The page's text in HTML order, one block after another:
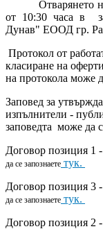
Отварянето
от 10:30 часа в
Дунав" ЕООД гр.
Протокол от
класиране на
на протокола може
Заповед за
изпълнители -
заповедта може да
Договор позиция 1 -
да се запознаете тук.
Договор позиция 3 -
да се запознаете тук.
Договор позиция 2 -